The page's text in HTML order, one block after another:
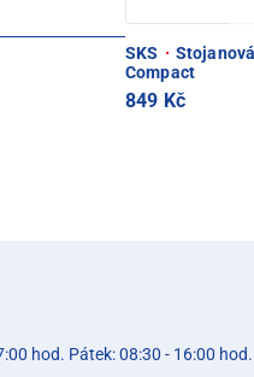
SKS ·
Compact
849 Kč
hod. Pátek: 08:30 - 16:00 hod.